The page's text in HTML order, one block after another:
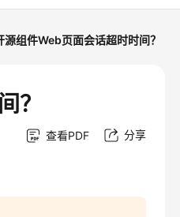
源组件Web页面会话超时时间？
？
查看PDF 分享